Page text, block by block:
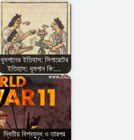
ধূমপানের ইতিহাস: সিগারেটের
ইতিহাস: ধূমপান কি:…
দ্বিতীয় বিশ্বযুদ্ধ ও তারপর